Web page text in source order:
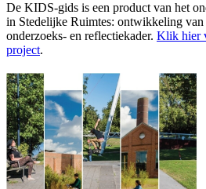
De KIDS-gids is een product van het
in Stedelijke Ruimtes: ontwikkeling
onderzoeks- en reflectiekader. Klik hier
project.